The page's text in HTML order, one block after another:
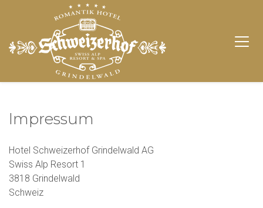
Impressum
Hotel Schweizerhof Grindelwald AG
Swiss Alp Resort 1
3818 Grindelwald
Schweiz